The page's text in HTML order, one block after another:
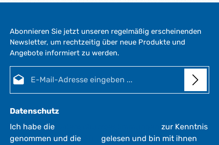
Abonnieren Sie jetzt unseren regelmäßig erscheinenden
Newsletter, um rechtzeitig über neue Produkte und
Angebote informiert zu werden.
Datenschutz
Ich habe die
zur Kenntnis
genommen und die
gelesen und bin mit ihnen